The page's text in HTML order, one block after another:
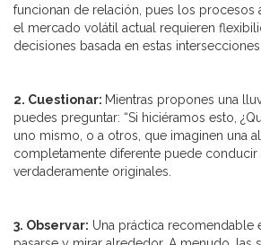
funcionan de relación, pues los procesos
el mercado volátil actual requieren
decisiones basada en estas intersecciones.
2. Cuestionar: Mientras propones una
puedes preguntar: “Si hiciéramos esto,
uno mismo, o a otros, que imaginen una
completamente diferente puede conducir
verdaderamente originales.
3. Observar: Una práctica recomendable